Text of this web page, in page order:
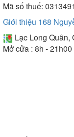
Mã số thuế:
Giới thiệu 168
Lạc Long Quân,
Mở cửa : 8h -